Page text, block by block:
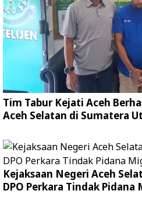
Tim Tabur Kejati Aceh
Aceh Selatan di Sumatera
Kejaksaan Negeri Aceh
DPO Perkara Tindak Pidana